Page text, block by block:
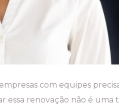
com equipes
renovação não é uma